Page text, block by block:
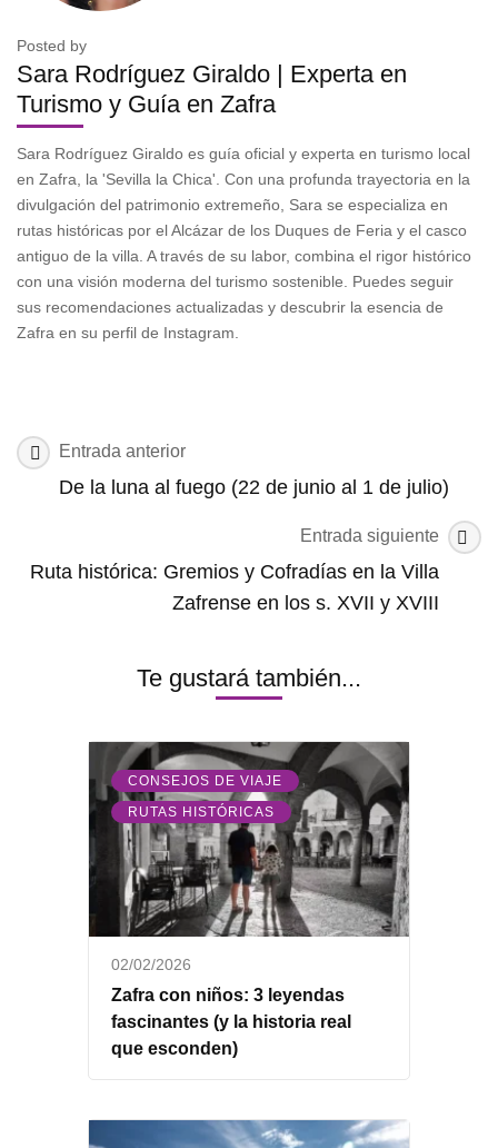
Posted by
Sara Rodríguez Giraldo | Experta en
Turismo y Guía en Zafra
Sara Rodríguez Giraldo es guía oficial y experta en turismo local
en Zafra, la 'Sevilla la Chica'. Con una profunda trayectoria en la
divulgación del patrimonio extremeño, Sara se especializa en
rutas históricas por el Alcázar de los Duques de Feria y el casco
antiguo de la villa. A través de su labor, combina el rigor histórico
con una visión moderna del turismo sostenible. Puedes seguir
sus recomendaciones actualizadas y descubrir la esencia de
Zafra en su perfil de Instagram.
Navegación
Entrada anterior
De la luna al fuego (22 de junio al 1 de julio)
Entrada siguiente
Ruta histórica: Gremios y Cofradías en la Villa
Zafrense en los s. XVII y XVIII
Te gustará también...
CONSEJOS DE VIAJE ,
RUTAS HISTÓRICAS
02/02/2026
Zafra con niños: 3 leyendas
fascinantes (y la historia real
que esconden)